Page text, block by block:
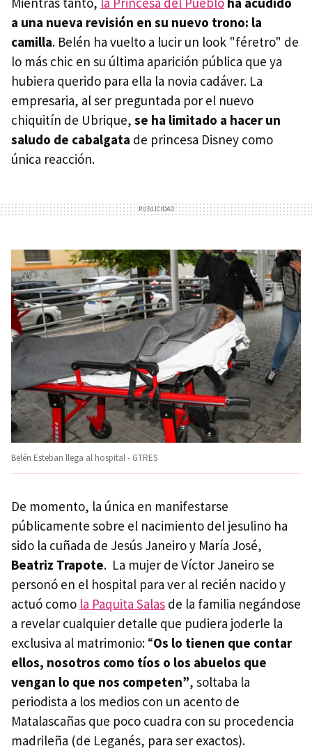
a una nueva revisión en su nuevo trono: la
camilla. Belén ha vuelto a lucir un look "féretro" de
lo más chic en su última aparición pública que ya
hubiera querido para ella la novia cadáver. La
empresaria, al ser preguntada por el nuevo
chiquitín de Ubrique, se ha limitado a hacer un
saludo de cabalgata de princesa Disney como
única reacción.
Belén Esteban llega al hospital - GTRES
De momento, la única en manifestarse
públicamente sobre el nacimiento del jesulino ha
sido la cuñada de Jesús Janeiro y María José,
Beatriz Trapote. La mujer de Víctor Janeiro se
personó en el hospital para ver al recién nacido y
actuó como la Paquita Salas de la familia negándose
a revelar cualquier detalle que pudiera joderle la
exclusiva al matrimonio: “Os lo tienen que contar
ellos, nosotros como tíos o los abuelos que
vengan lo que nos competen”, soltaba la
periodista a los medios con un acento de
Matalascañas que poco cuadra con su procedencia
madrileña (de Leganés, para ser exactos).